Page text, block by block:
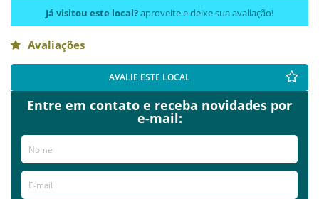
Já visitou este local?aproveite e deixe sua avaliação!
Avaliações
AVALIE ESTE LOCAL
Entre em contato e receba novidades por
e-mail: